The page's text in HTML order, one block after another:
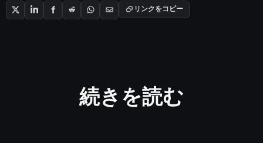
リンクをコピー
続きを読む